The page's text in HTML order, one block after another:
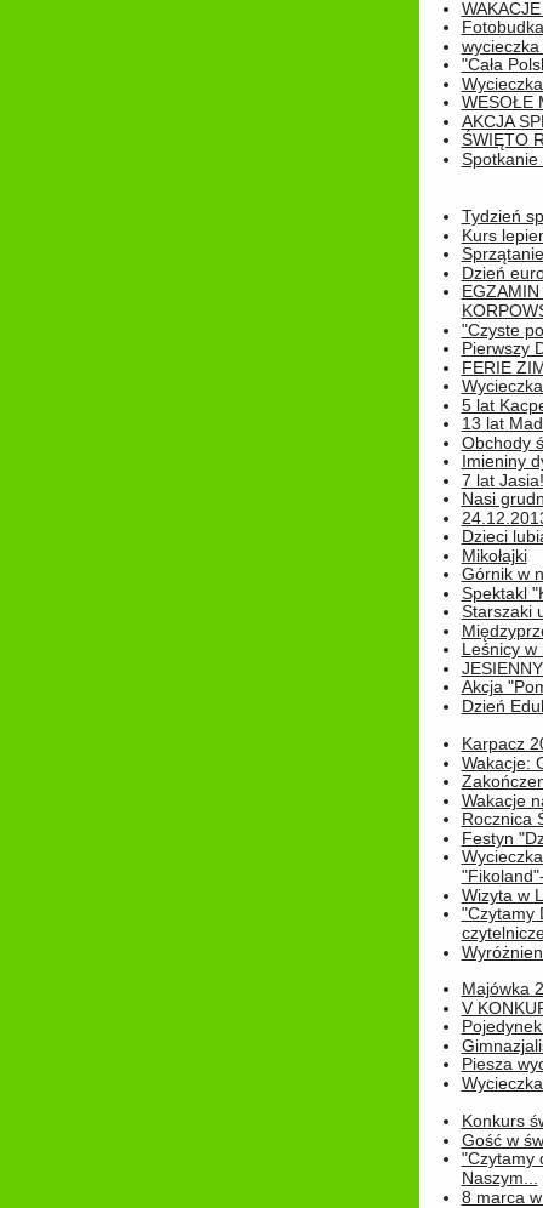
Fotobudka
"Cała
WESOŁE
AKCJA
ŚWIĘTO
Spotkanie
Tydzień
Kurs
Dzień
"Czyste
Pierwszy
FERIE
5 lat
13 lat
Obchody
Imieniny
7 lat Jasia!
Nasi
Dzieci
Mikołajki
Górnik w
Spektakl
Starszaki
Leśnicy w
Akcja
Dzień
Karpacz
Wakacje:
Wakacje
Rocznica
Festyn
Wizyta w
"Czytamy
Majówka
V
Piesza
Konkurs
Gość w
"Czytamy
Naszym...
8 marca